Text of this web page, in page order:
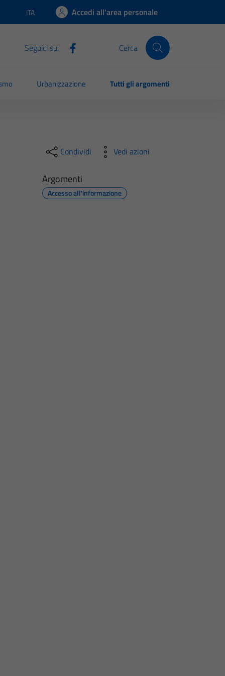
Lingua attiva:
ITA Accedi all'area personale
Seguici su: Cerca
Urbanizzazione Tutti gli argomenti
Condividi Vedi azioni
Argomenti
Accesso all'informazione